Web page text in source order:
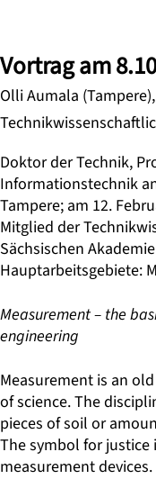
Vortrag am
Olli Aumala
Doktor der Technik,
Informationstechnik
Tampere; am 12.
Mitglied der
Sächsischen
Hauptarbeitsgebiete:
Measurement – the
engineering
Measurement is an
of science. The
pieces of soil or
The symbol for
measurement devices.